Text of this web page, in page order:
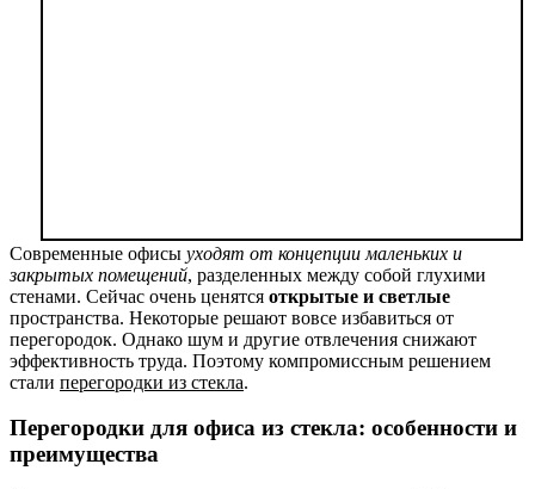
Современные офисы уходят от концепции маленьких и
закрытых помещений, разделенных между собой глухими
стенами. Сейчас очень ценятся открытые и светлые
пространства. Некоторые решают вовсе избавиться от
перегородок. Однако шум и другие отвлечения снижают
эффективность труда. Поэтому компромиссным решением
стали перегородки из стекла.
Перегородки для офиса из стекла: особенности и
преимущества